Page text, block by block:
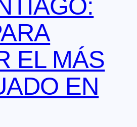
EL MÁS
EN